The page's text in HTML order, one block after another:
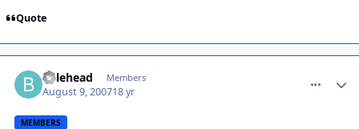
Quote
balehead Members
August 9, 200718 yr
MEMBERS